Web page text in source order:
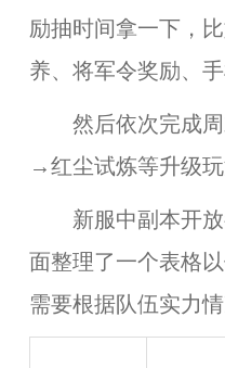
励抽时间拿一下，
养、将军令奖励、
然后依次完成周
→红尘试炼等升级玩
新服中副本开放
面整理了一个表格
需要根据队伍实力